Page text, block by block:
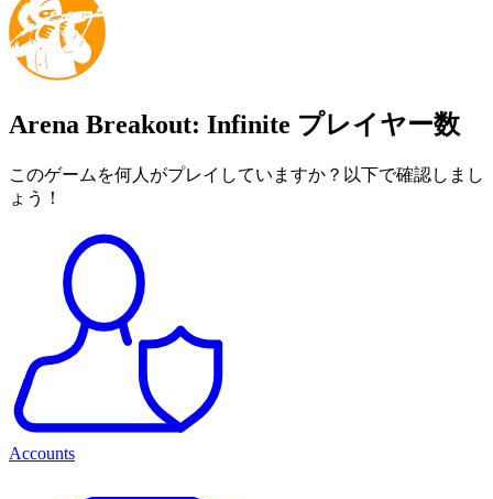
Arena Breakout: Infinite プレイヤー数
このゲームを何人がプレイしていますか？以下で確認しまし
ょう！
Accounts